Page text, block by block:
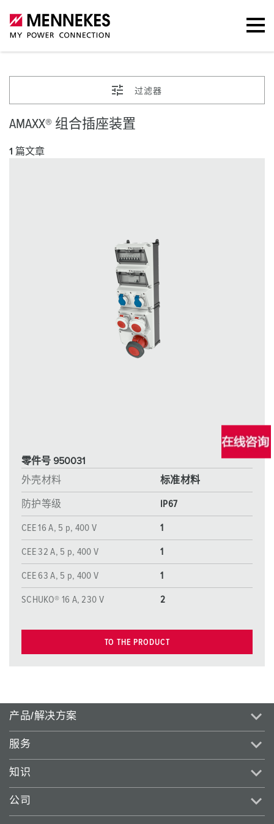
过滤器
AMAXX® 组合插座装置
1 篇文章
零件号 950031
外壳材料
标准材料
防护等级 IP67
CEE 16 A, 5 p, 400 V 1
CEE 32 A, 5 p, 400 V 1
CEE 63 A, 5 p, 400 V 1
SCHUKO® 16 A, 230 V 2
TO THE PRODUCT
产品/解决方案
服务
知识
公司